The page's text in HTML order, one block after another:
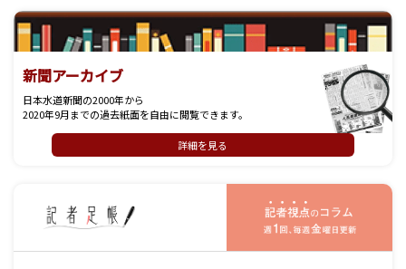
新聞アーカイブ
日本水道新聞の2000年から
2020年9月までの過去紙面を自由に閲覧できます。
詳細を見る